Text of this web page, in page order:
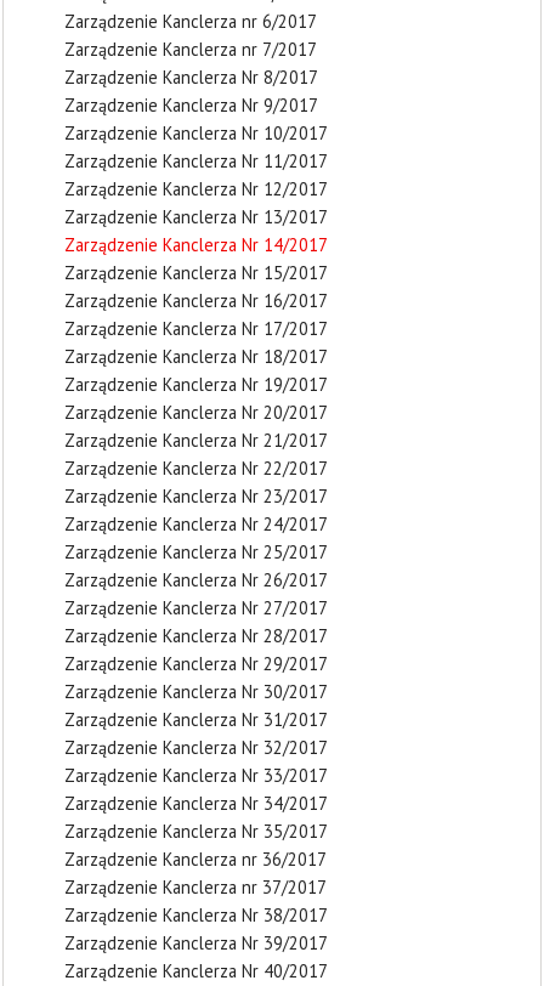
Zarządzenie Kanclerza nr 6/2017
Zarządzenie Kanclerza nr 7/2017
Zarządzenie Kanclerza Nr 8/2017
Zarządzenie Kanclerza Nr 9/2017
Zarządzenie Kanclerza Nr 10/2017
Zarządzenie Kanclerza Nr 11/2017
Zarządzenie Kanclerza Nr 12/2017
Zarządzenie Kanclerza Nr 13/2017
Zarządzenie Kanclerza Nr 14/2017
Zarządzenie Kanclerza Nr 15/2017
Zarządzenie Kanclerza Nr 16/2017
Zarządzenie Kanclerza Nr 17/2017
Zarządzenie Kanclerza Nr 18/2017
Zarządzenie Kanclerza Nr 19/2017
Zarządzenie Kanclerza Nr 20/2017
Zarządzenie Kanclerza Nr 21/2017
Zarządzenie Kanclerza Nr 22/2017
Zarządzenie Kanclerza Nr 23/2017
Zarządzenie Kanclerza Nr 24/2017
Zarządzenie Kanclerza Nr 25/2017
Zarządzenie Kanclerza Nr 26/2017
Zarządzenie Kanclerza Nr 27/2017
Zarządzenie Kanclerza Nr 28/2017
Zarządzenie Kanclerza Nr 29/2017
Zarządzenie Kanclerza Nr 30/2017
Zarządzenie Kanclerza Nr 31/2017
Zarządzenie Kanclerza Nr 32/2017
Zarządzenie Kanclerza Nr 33/2017
Zarządzenie Kanclerza Nr 34/2017
Zarządzenie Kanclerza Nr 35/2017
Zarządzenie Kanclerza nr 36/2017
Zarządzenie Kanclerza nr 37/2017
Zarządzenie Kanclerza Nr 38/2017
Zarządzenie Kanclerza Nr 39/2017
Zarządzenie Kanclerza Nr 40/2017